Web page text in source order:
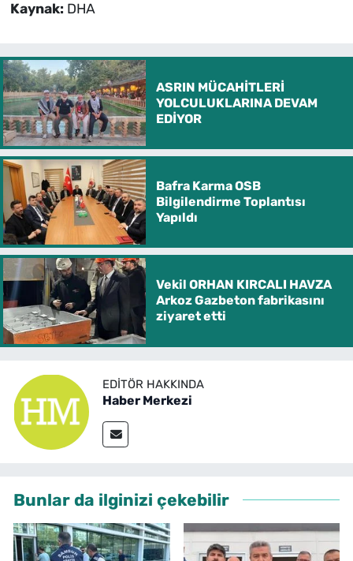
Kaynak: DHA
ASRIN MÜCAHİTLERİ
YOLCULUKLARINA DEVAM
EDİYOR
Bafra Karma OSB
Bilgilendirme Toplantısı
Yapıldı
Vekil ORHAN KIRCALI HAVZA
Arkoz Gazbeton fabrikasını
ziyaret etti
EDITÖR HAKKINDA
Haber Merkezi
Bunlar da ilginizi çekebilir